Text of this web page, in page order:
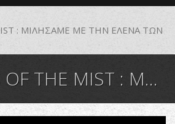
: ΜΙΛΗΣΑΜΕ ΜΕ ΤΗΝ ΕΛΕΝΑ ΤΩΝ
: ΜΙΛΗΣΑΜΕ ΜΕ ΤΗΝ ΕΛΕΝΑ ΤΩΝ LACHRYMOSE